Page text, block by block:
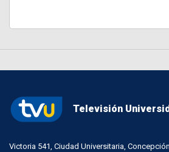
Televisión
Victoria 541, Ciudad Universitaria,